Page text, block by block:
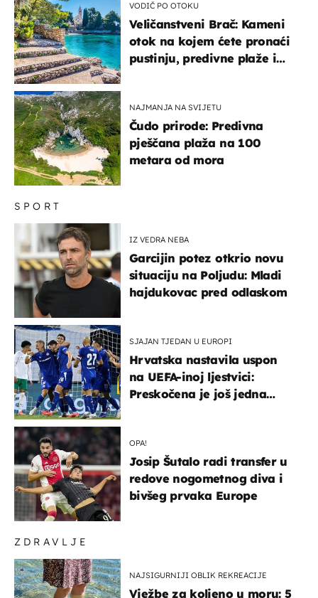
ZDRAVLJE
NAJSIGURNIJI OBLIK REKREACIJE
Vježbe za koljeno u moru: 5
SPORT
IZ VEDRA NEBA
Garcijin potez otkrio novu
situaciju na Poljudu: Mladi
hajdukovac pred odlaskom
SJAJAN TJEDAN U EUROPI
Hrvatska nastavila uspon
na UEFA-inoj ljestvici:
Preskočena je još jedna
OPA!
Josip Šutalo radi transfer u
redove nogometnog diva i
bivšeg prvaka Europe
VODIČ PO OTOKU
Veličanstveni Brač: Kameni
otok na kojem ćete pronaći
pustinju, predivne plaže i
NAJMANJA NA SVIJETU
Čudo prirode: Predivna
pješčana plaža na 100
metara od mora